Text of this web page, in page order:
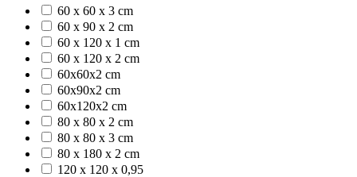
60 x 60 x 3 cm
60 x 90 x 2 cm
60 x 120 x 1 cm
60 x 120 x 2 cm
60x60x2 cm
60x90x2 cm
60x120x2 cm
80 x 80 x 2 cm
80 x 80 x 3 cm
80 x 180 x 2 cm
120 x 120 x 0,95